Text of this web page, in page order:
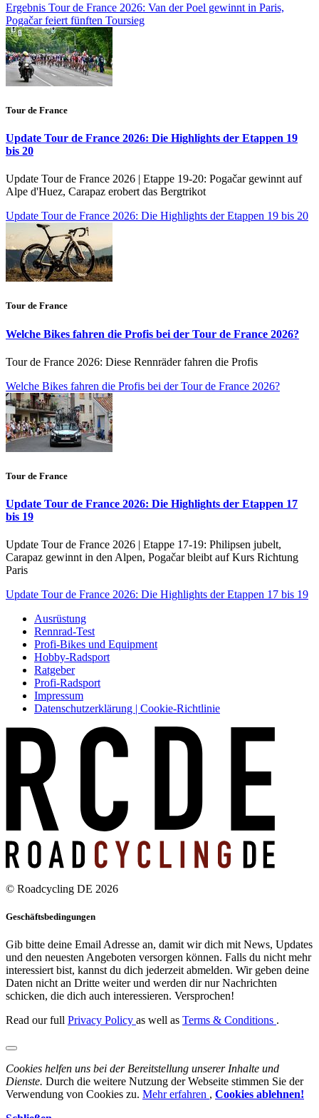
Ergebnis Tour de France 2026: Van der Poel gewinnt in Paris,
Pogačar feiert fünften Toursieg
Tour de France
Update Tour de France 2026: Die Highlights der Etappen 19
bis 20
Update Tour de France 2026 | Etappe 19-20: Pogačar gewinnt auf
Alpe d'Huez, Carapaz erobert das Bergtrikot
Update Tour de France 2026: Die Highlights der Etappen 19 bis 20
Tour de France
Welche Bikes fahren die Profis bei der Tour de France 2026?
Tour de France 2026: Diese Rennräder fahren die Profis
Welche Bikes fahren die Profis bei der Tour de France 2026?
Tour de France
Update Tour de France 2026: Die Highlights der Etappen 17
bis 19
Update Tour de France 2026 | Etappe 17-19: Philipsen jubelt,
Carapaz gewinnt in den Alpen, Pogačar bleibt auf Kurs Richtung
Paris
Update Tour de France 2026: Die Highlights der Etappen 17 bis 19
Ausrüstung
Rennrad-Test
Profi-Bikes und Equipment
Hobby-Radsport
Ratgeber
Profi-Radsport
Impressum
Datenschutzerklärung | Cookie-Richtlinie
© Roadcycling DE 2026
Geschäftsbedingungen
Gib bitte deine Email Adresse an, damit wir dich mit News, Updates
und den neuesten Angeboten versorgen können. Falls du nicht mehr
interessiert bist, kannst du dich jederzeit abmelden. Wir geben deine
Daten nicht an Dritte weiter und werden dir nur Nachrichten
schicken, die dich auch interessieren. Versprochen!
Read our full Privacy Policy as well as Terms & Conditions .
Cookies helfen uns bei der Bereitstellung unserer Inhalte und
Dienste. Durch die weitere Nutzung der Webseite stimmen Sie der
Verwendung von Cookies zu. Mehr erfahren , Cookies ablehnen!